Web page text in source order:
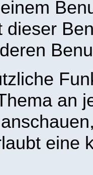
dieser
an
eine